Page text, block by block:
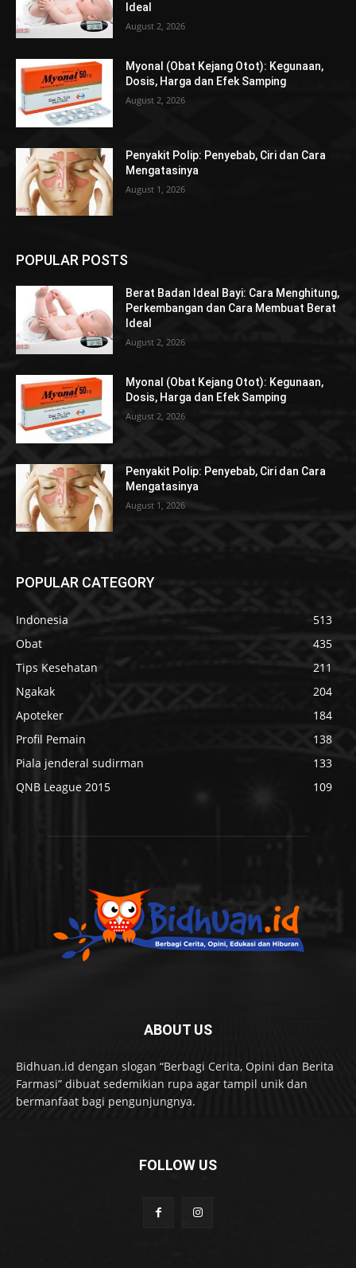
Ideal
August 2, 2026
Myonal (Obat Kejang Otot): Kegunaan,
Dosis, Harga dan Efek Samping
August 2, 2026
Penyakit Polip: Penyebab, Ciri dan Cara
Mengatasinya
August 1, 2026
POPULAR POSTS
Berat Badan Ideal Bayi: Cara Menghitung,
Perkembangan dan Cara Membuat Berat
Ideal
August 2, 2026
Myonal (Obat Kejang Otot): Kegunaan,
Dosis, Harga dan Efek Samping
August 2, 2026
Penyakit Polip: Penyebab, Ciri dan Cara
Mengatasinya
August 1, 2026
POPULAR CATEGORY
Indonesia
513
Obat
435
Tips Kesehatan
211
Ngakak
204
Apoteker
184
Profil Pemain
138
Piala jenderal sudirman
133
QNB League 2015
109
ABOUT US
Bidhuan.id dengan slogan “Berbagi Cerita, Opini dan Berita
Farmasi” dibuat sedemikian rupa agar tampil unik dan
bermanfaat bagi pengunjungnya.
FOLLOW US